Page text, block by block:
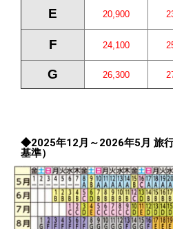
E 20,900
F 24,100
G 26,300
◆2025年12月～2026年5月 旅
基準）